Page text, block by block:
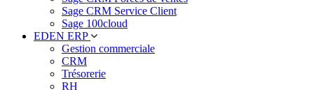
Sage CRM Service Client
Sage 100cloud
EDEN ERP
Gestion commerciale
CRM
Trésorerie
RH